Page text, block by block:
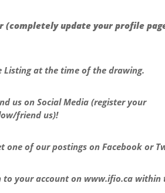
(completely update your profile
Listing at the time of the drawing.
us on Social Media (register your
friend us)!
one of our postings on Facebook or
to your account on www.ifio.ca within